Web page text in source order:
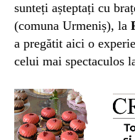
sunteți așteptați cu
(comuna Urmeniș), la
a pregătit aici o
celui mai spectaculos